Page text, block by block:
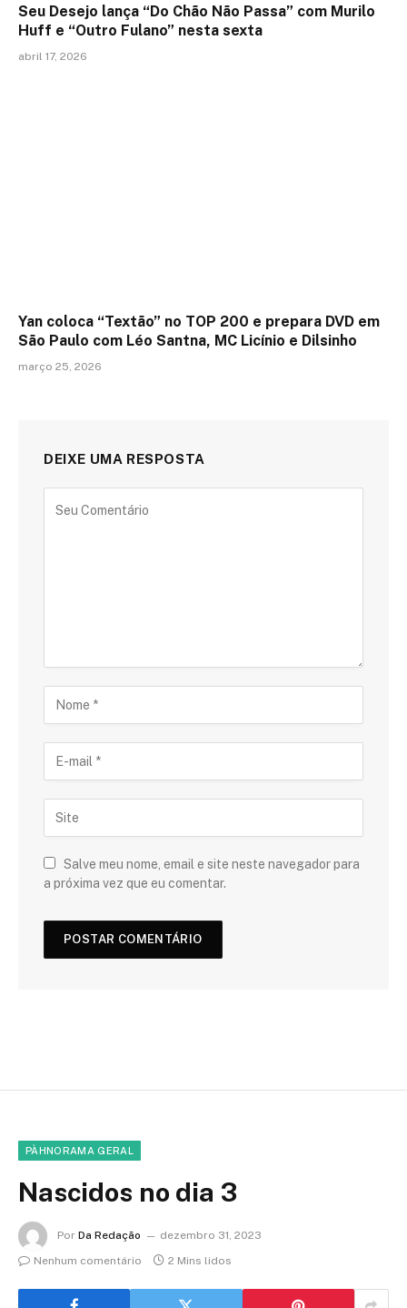
Seu Desejo lança “Do Chão Não Passa” com Murilo
Huff e “Outro Fulano” nesta sexta
abril 17, 2026
Yan coloca “Textão” no TOP 200 e prepara DVD em
São Paulo com Léo Santna, MC Licínio e Dilsinho
março 25, 2026
DEIXE UMA RESPOSTA
Salve meu nome, email e site neste navegador para
a próxima vez que eu comentar.
PÀHNORAMA GERAL
Nascidos no dia 3
Por Da Redação
dezembro 31, 2023
Nenhum comentário
2 Mins lidos